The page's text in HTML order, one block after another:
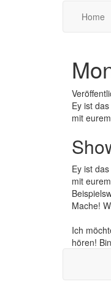
Home
Ey ist
mit
Ey ist
mit
Mache!
Ich
hören!